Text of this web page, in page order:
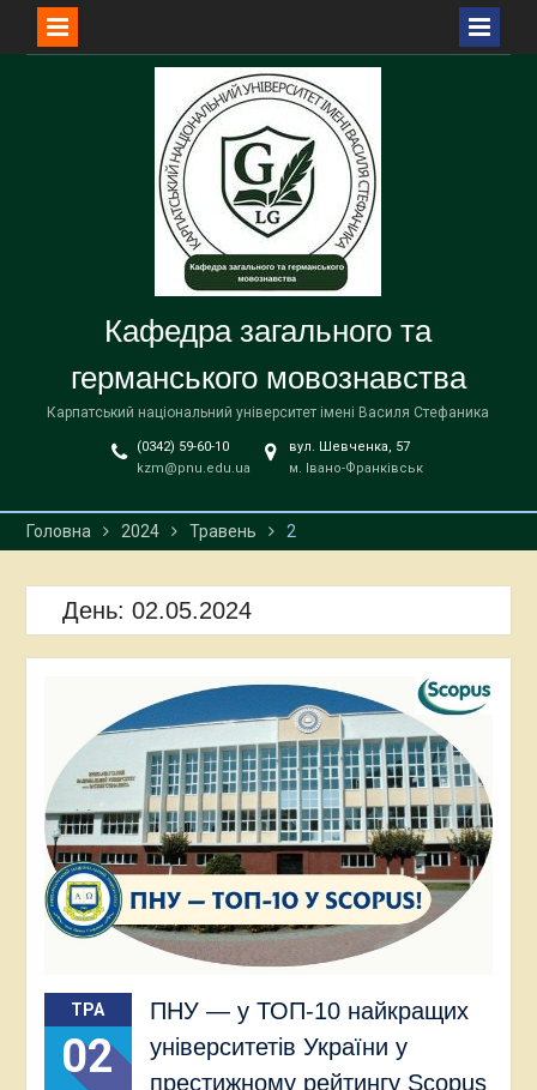
Кафедра загального та
германського мовознавства
Карпатський національний університет імені Василя Стефаника
(0342) 59-60-10
kzm@pnu.edu.ua
вул. Шевченка, 57
м. Івано-Франківськ
Головна 2024 Травень 2
День: 02.05.2024
ТРА
02
ПНУ — у ТОП-10 найкращих
університетів України у
престижному рейтингу Scopus